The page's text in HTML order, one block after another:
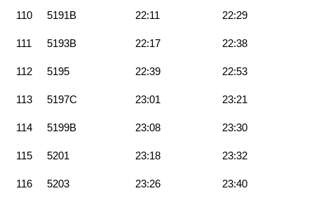
110 5191B 22:11 22:29
111 5193B 22:17 22:38
112 5195 22:39 22:53
113 5197C 23:01 23:21
114 5199B 23:08 23:30
115 5201 23:18 23:32
116 5203 23:26 23:40